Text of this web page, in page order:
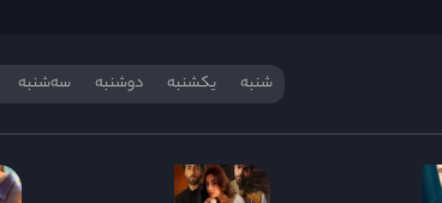
شنبه یکشنبه دوشنبه سه‌‌شنبه